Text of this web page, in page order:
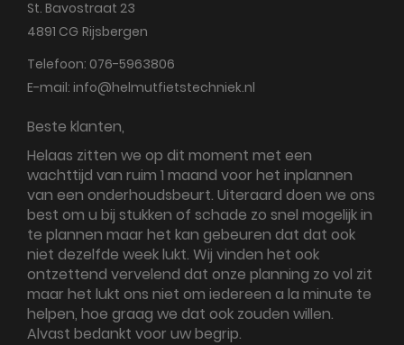
St. Bavostraat 23
4891 CG Rijsbergen
Telefoon: 076-5963806
E-mail: info@helmutfietstechniek.nl
Beste klanten,
Helaas zitten we op dit moment met een
wachttijd van ruim 1 maand voor het inplannen
van een onderhoudsbeurt. Uiteraard doen we ons
best om u bij stukken of schade zo snel mogelijk in
te plannen maar het kan gebeuren dat dat ook
niet dezelfde week lukt. Wij vinden het ook
ontzettend vervelend dat onze planning zo vol zit
maar het lukt ons niet om iedereen a la minute te
helpen, hoe graag we dat ook zouden willen.
Alvast bedankt voor uw begrip.